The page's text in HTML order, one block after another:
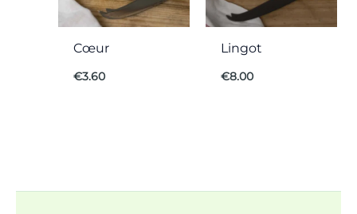
Cœur
€3.60
Lingot
€8.00